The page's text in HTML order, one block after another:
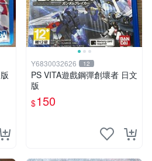
Y6830032626 12
PS VITA遊戲鋼彈創壞者 日文
版
$150